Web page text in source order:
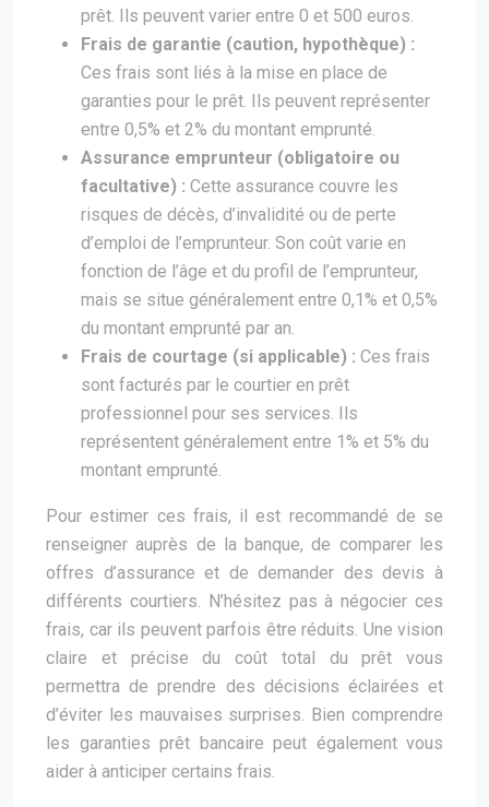
prêt. Ils peuvent varier entre 0 et 500 euros.
Frais de garantie (caution, hypothèque) :
Ces frais sont liés à la mise en place de
garanties pour le prêt. Ils peuvent représenter
entre 0,5% et 2% du montant emprunté.
Assurance emprunteur (obligatoire ou
facultative) : Cette assurance couvre les
risques de décès, d’invalidité ou de perte
d’emploi de l’emprunteur. Son coût varie en
fonction de l’âge et du profil de l’emprunteur,
mais se situe généralement entre 0,1% et 0,5%
du montant emprunté par an.
Frais de courtage (si applicable) : Ces frais
sont facturés par le courtier en prêt
professionnel pour ses services. Ils
représentent généralement entre 1% et 5% du
montant emprunté.
Pour estimer ces frais, il est recommandé de se
renseigner auprès de la banque, de comparer les
offres d’assurance et de demander des devis à
différents courtiers. N’hésitez pas à négocier ces
frais, car ils peuvent parfois être réduits. Une vision
claire et précise du coût total du prêt vous
permettra de prendre des décisions éclairées et
d’éviter les mauvaises surprises. Bien comprendre
les garanties prêt bancaire peut également vous
aider à anticiper certains frais.